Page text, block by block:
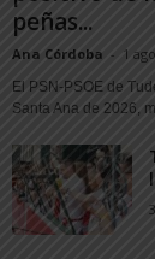
peñas...
Ana Córdoba - 1
El PSN-PSOE de
Santa Ana de 2026,